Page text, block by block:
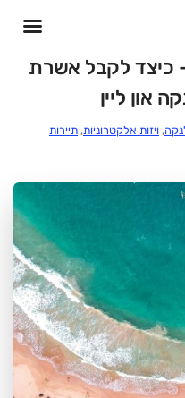
לסרי לנקה 2023 – כיצד לקבל אשרת
און ליין
, ויזות אלקטרוניות, תיירות